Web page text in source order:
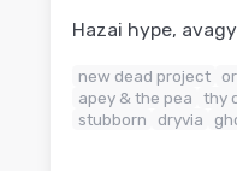
Hazai hype,
new dead project
apey & the pea
thy
stubborn
dryvia